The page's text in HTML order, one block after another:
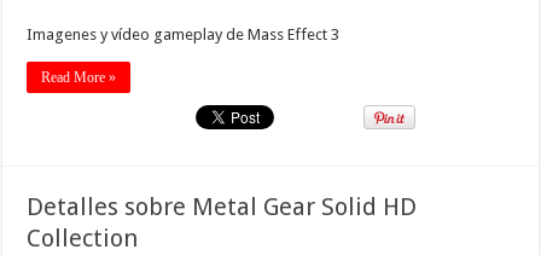
Imagenes y vídeo gameplay de Mass Effect 3
Read More »
Detalles sobre Metal Gear Solid HD
Collection